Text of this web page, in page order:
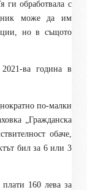
ги обработвала с
може да им
но в същото
ва година в
по-малки
„Гражданска
обаче,
бил за 6 или 3
160 лева за